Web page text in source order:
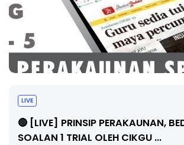
LIVE
🔴 [LIVE] PRINSIP PERAKAUNAN,
SOALAN 1 TRIAL OLEH CIKGU ...